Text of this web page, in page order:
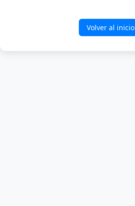
Volver al inicio